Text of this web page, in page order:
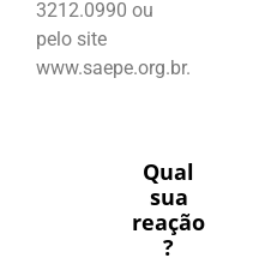
3212.0990 ou
pelo site
www.saepe.org.br.
Qual
sua
reação
?